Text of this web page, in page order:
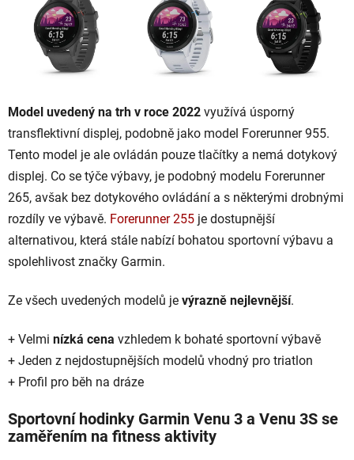
Model uvedený na trh v roce 2022 využívá úsporný
transflektivní displej, podobně jako model Forerunner 955.
Tento model je ale ovládán pouze tlačítky a nemá dotykový
displej. Co se týče výbavy, je podobný modelu Forerunner
265, avšak bez dotykového ovládání a s některými drobnými
rozdíly ve výbavě. Forerunner 255 je dostupnější
alternativou, která stále nabízí bohatou sportovní výbavu a
spolehlivost značky Garmin.
Ze všech uvedených modelů je výrazně nejlevnější.
+ Velmi nízká cena vzhledem k bohaté sportovní výbavě
+ Jeden z nejdostupnějších modelů vhodný pro triatlon
+ Profil pro běh na dráze
Sportovní hodinky Garmin Venu 3 a Venu 3S se
zaměřením na fitness aktivity